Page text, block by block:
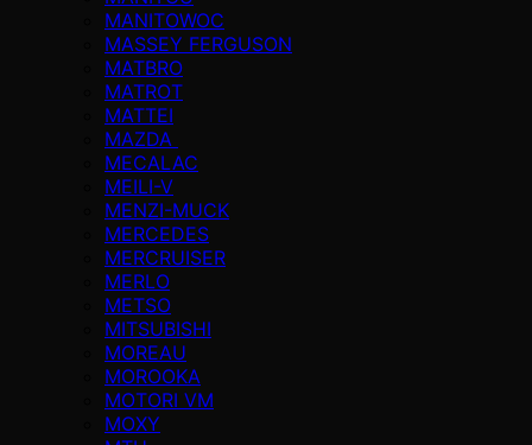
MANITOWOC
MASSEY FERGUSON
MATBRO
MATROT
MATTEI
MAZDA
MECALAC
MEILI-V
MENZI-MUCK
MERCEDES
MERCRUISER
MERLO
METSO
MITSUBISHI
MOREAU
MOROOKA
MOTORI VM
MOXY